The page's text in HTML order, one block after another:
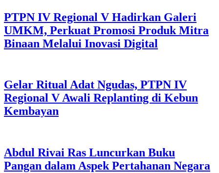
PTPN IV Regional V Hadirkan Galeri
UMKM, Perkuat Promosi Produk Mitra
Binaan Melalui Inovasi Digital
Gelar Ritual Adat Ngudas, PTPN IV
Regional V Awali Replanting di Kebun
Kembayan
Abdul Rivai Ras Luncurkan Buku
Pangan dalam Aspek Pertahanan Negara